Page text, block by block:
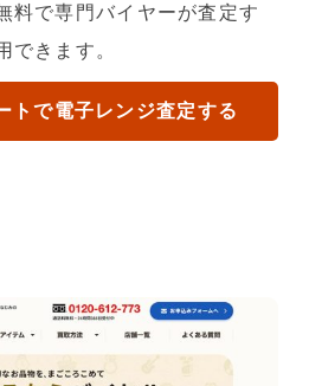
料で専門バイヤーが査定す
できます。
トで電子レンジ査定する